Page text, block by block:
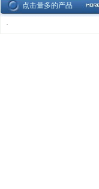
点击量多的产品
·